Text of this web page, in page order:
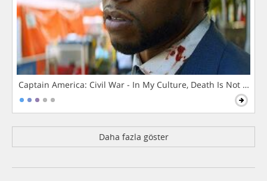
Captain America: Civil War - In My Culture, Death Is Not The
Daha fazla göster